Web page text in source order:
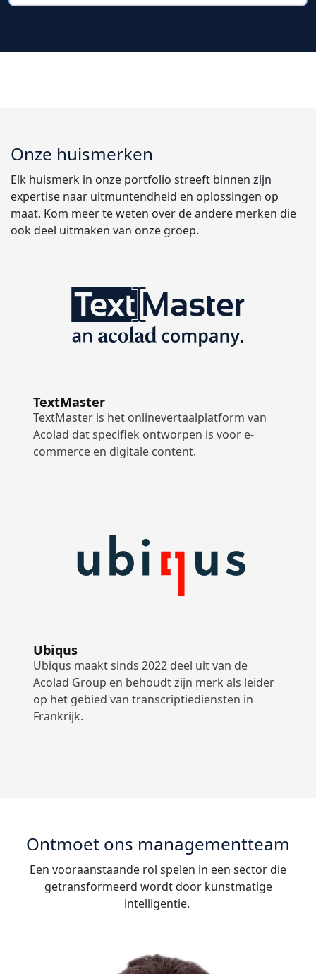
Onze huismerken
Elk huismerk in onze portfolio streeft binnen zijn
expertise naar uitmuntendheid en oplossingen op
maat. Kom meer te weten over de andere merken die
ook deel uitmaken van onze groep.
TextMaster
TextMaster is het onlinevertaalplatform van
Acolad dat specifiek ontworpen is voor e-
commerce en digitale content.
Ubiqus
Ubiqus maakt sinds 2022 deel uit van de
Acolad Group en behoudt zijn merk als leider
op het gebied van transcriptiediensten in
Frankrijk.
Ontmoet ons managementteam
Een vooraanstaande rol spelen in een sector die
getransformeerd wordt door kunstmatige
intelligentie.